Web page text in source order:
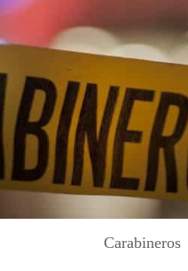
Carabineros